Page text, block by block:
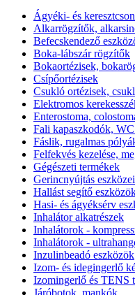
Ágyéki- és
Alkarrögzítők,
Befecskendező
Boka-lábszár rögzítők
Bokaortézisek,
Csípőortézisek
Csukló ortézisek,
Elektromos
Enterostoma,
Fali kapaszkodók,
Fáslik, rugalmas
Felfekvés kezelése,
Gégészeti termékek
Gerincnyújtás eszközei
Hallást segítő
Hasi- és ágyéksérv
Inhalátor alkatrészek
Inhalátorok -
Inhalátorok -
Inzulinbeadó eszközök
Izom- és idegingerlő
Izomingerlő és TENS